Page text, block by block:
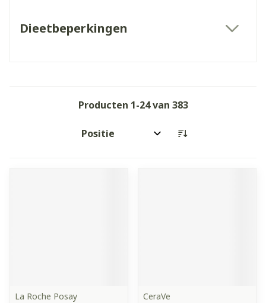
Dieetbeperkingen
Producten 1-24van 383
Sorteer op:
La Roche Posay
CeraVe